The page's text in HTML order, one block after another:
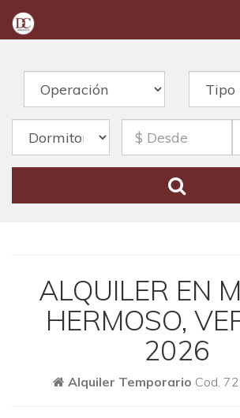
ALQUILER EN
HERMOSO,
2026
Alquiler Temporario Cod.